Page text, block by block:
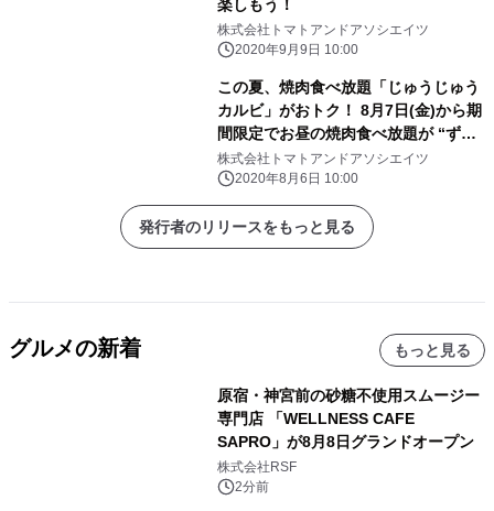
楽しもう！
株式会社トマトアンドアソシエイツ
2020年9月9日 10:00
この夏、焼肉食べ放題「じゅうじゅう
カルビ」がおトク！ 8月7日(金)から期
間限定でお昼の焼肉食べ放題が “ず～
っと400円引”のキャンペーンを実施！
株式会社トマトアンドアソシエイツ
2020年8月6日 10:00
発行者のリリースをもっと見る
グルメの新着 もっと見る
原宿・神宮前の砂糖不使用スムージー
専門店 「WELLNESS CAFE
SAPRO」が8月8日グランドオープン
株式会社RSF
2分前